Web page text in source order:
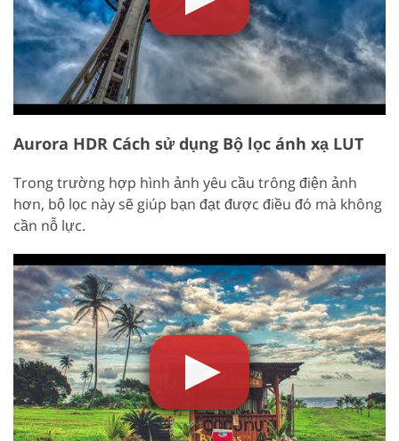
Aurora HDR Cách sử dụng Bộ lọc ánh xạ LUT
Trong trường hợp hình ảnh yêu cầu trông điện ảnh
hơn, bộ lọc này sẽ giúp bạn đạt được điều đó mà không
cần nỗ lực.